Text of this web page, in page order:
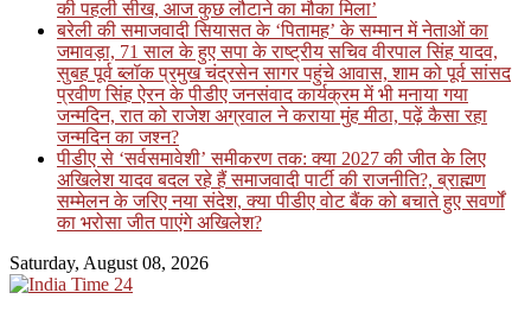
की पहली सीख, आज कुछ लौटाने का मौका मिला’
बरेली की समाजवादी सियासत के ‘पितामह’ के सम्मान में नेताओं का
जमावड़ा, 71 साल के हुए सपा के राष्ट्रीय सचिव वीरपाल सिंह यादव,
सुबह पूर्व ब्लॉक प्रमुख चंद्रसेन सागर पहुंचे आवास, शाम को पूर्व सांसद
प्रवीण सिंह ऐरन के पीडीए जनसंवाद कार्यक्रम में भी मनाया गया
जन्मदिन, रात को राजेश अग्रवाल ने कराया मुंह मीठा, पढ़ें कैसा रहा
जन्मदिन का जश्न?
पीडीए से ‘सर्वसमावेशी’ समीकरण तक: क्या 2027 की जीत के लिए
अखिलेश यादव बदल रहे हैं समाजवादी पार्टी की राजनीति?, ब्राह्मण
सम्मेलन के जरिए नया संदेश, क्या पीडीए वोट बैंक को बचाते हुए सवर्णों
का भरोसा जीत पाएंगे अखिलेश?
Saturday, August 08, 2026